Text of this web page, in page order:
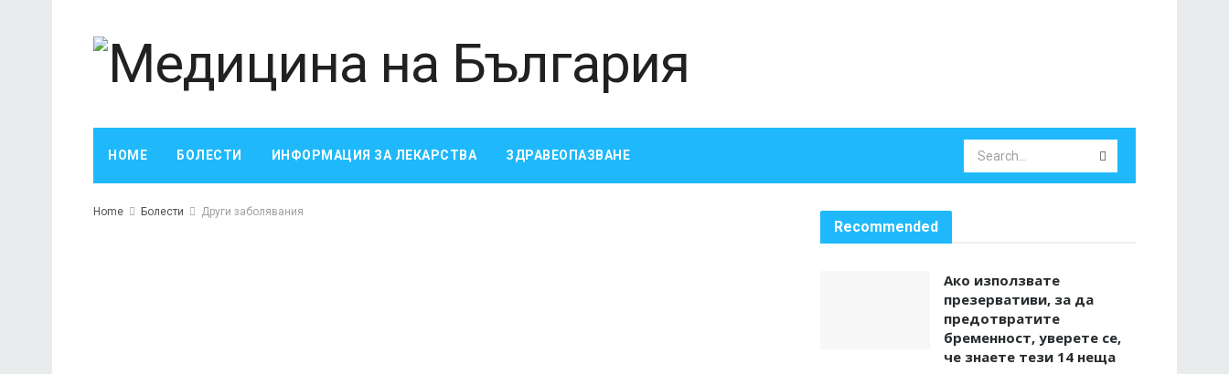
HOME БОЛЕСТИ ИНФОРМАЦИЯ ЗА ЛЕКАРСТВА ЗДРАВЕОПАЗВАНЕ
Home Болести Други заболявания
Recommended
Ако използвате
презервативи, за да
предотвратите
бременност, уверете се,
че знаете тези 14 неща